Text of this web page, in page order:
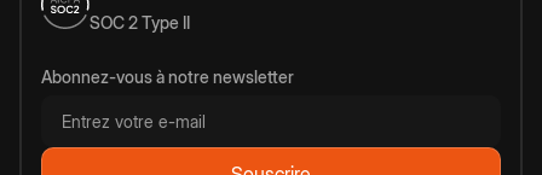
SOC 2 Type II
Abonnez-vous à notre newsletter